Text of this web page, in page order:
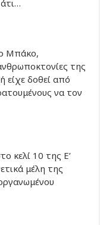
Μπάκο,
της
είχε δοθεί από
να τον
κελί 10 της Ε’
μέλη της